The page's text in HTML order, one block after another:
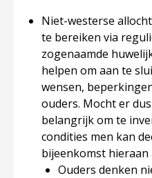
Niet-westerse
te bereiken via
zogenaamde
helpen om aan te
wensen,
ouders. Mocht er
belangrijk om te
condities men kan
bijeenkomst hieraan
Ouders denken